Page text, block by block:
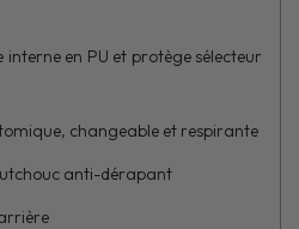
en PU et protège sélecteur
changeable et respirante
anti-dérapant